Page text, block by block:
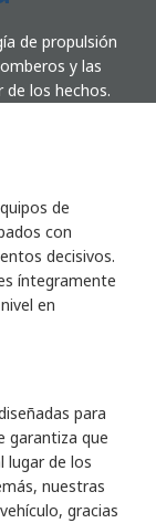
de propulsión
y las
de los hechos.
de
con
decisivos.
íntegramente
en
para
garantiza que
lugar de los
nuestras
gracias